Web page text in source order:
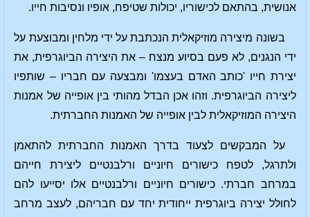
אנושית, בהתאם לכישוריו, יכולות שטיפח, אופיו ונסיבות חייו.
בשונה מיצירה מוזיקאלית הנכתבת על ידי מלחין ומבוצעת על
ידי הנגנים, לא פעם בסיוע מנצח – את היצירה הביוגרפית, את
יצירת חייו 'כותב האדם בעצמו' ומבצעה עם חבריו – שותפיו
ליצירה הביוגרפית. וזהו אכן הבדל מהותי בין אופייה של אמנות
היצירה המוזיקאלית לבין אופייה של האמנות החברתית.
על המבקשים לצעוד בדרך האמנות החברתית להתאמן
ולתרגל, לטפח כישורים חיוניים ורלבנטיים ליצירת חייהם
במרחב חברתי. כישורים חיוניים ורלבנטיים אלו יסייעו להם
לחולל יצירה ביוגרפית ייחודית יחד עם חבריהם, לעצב מרחב